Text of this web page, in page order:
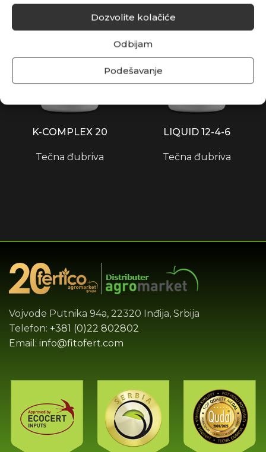
Dozvolite kolačiće
Odbijam
Podešavanje
K-COMPLEX 20
Tečna đubriva
LIQUID 12-4-6
Tečna đubriva
Vojvode Putnika 94a, 22320 Inđija, Srbija
Telefon: +381 (0)22 802802
Email: info@fitofert.com